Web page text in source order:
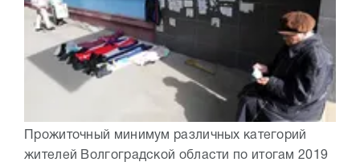
Прожиточный минимум различных категорий
жителей Волгоградской области по итогам 2019